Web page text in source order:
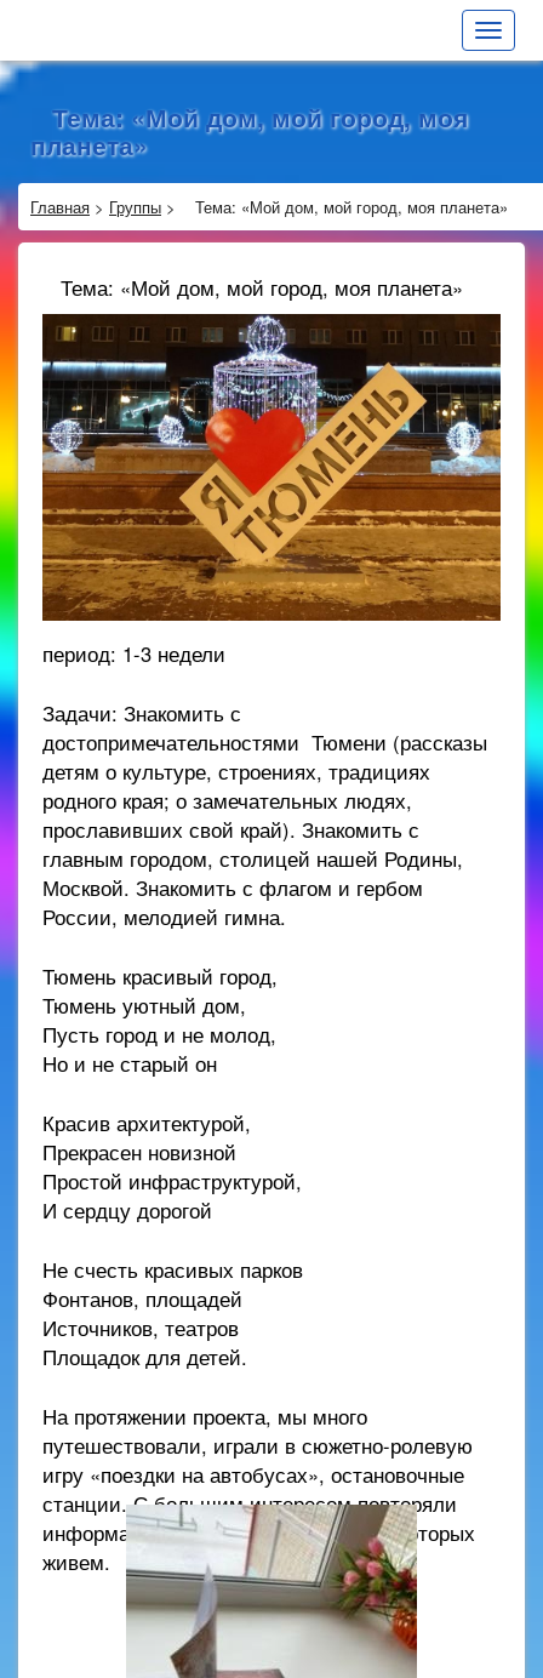
Toggle
Тема: «Мой дом, мой город, моя
планета»
Главная > Группы > Тема: «Мой дом, мой город, моя планета»
Тема: «Мой дом, мой город, моя планета»
период: 1-3 недели
Задачи: Знакомить с
достопримечательностями Тюмени (рассказы
детям о культуре, строениях, традициях
родного края; о замечательных людях,
прославивших свой край). Знакомить с
главным городом, столицей нашей Родины,
Москвой. Знакомить с флагом и гербом
России, мелодией гимна.
Тюмень красивый город,
Тюмень уютный дом,
Пусть город и не молод,
Но и не старый он
Красив архитектурой,
Прекрасен новизной
Простой инфраструктурой,
И сердцу дорогой
Не счесть красивых парков
Фонтанов, площадей
Источников, театров
Площадок для детей.
На протяжении проекта, мы много
путешествовали, играли в сюжетно-ролевую
игру «поездки на автобусах», остановочные
станции. С большим интересом повторяли
информацию, про город и улицы, на которых
живем.